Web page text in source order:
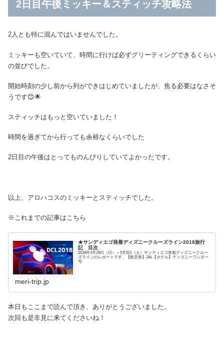
2日目午後ミッキー＆スティッチ攻略法
2人とも特に混んではいませんでした。
ミッキーも空いていて、時間に行けば必ずグリーティングできるくらい
の並びでした。
開始時刻の少し前から列ができはじめていましたが、焦る必要はなさそ
うです😊🌟
スティッチはもっと空いていました！
時間を過ぎてから行っても余裕なくらいでした
2日目の午後はとってものんびりしていてよかったです。
以上、アロハコスのミッキーとスティッチでした。
※これまでの記事はこちら
★サンディエゴ発着ディズニークルーズライン2018旅行
記 目次
2018年4月29日（日）～5月5日（土）サンディエゴ発着ディズニークルー
ズラインのレポートです。【航空券】JAL【ホテル】ディズニーワンダー
号
meri-trip.jp
本日もここまで読んで頂き、ありがとうございました。
次回も是非見に来てくださいね！